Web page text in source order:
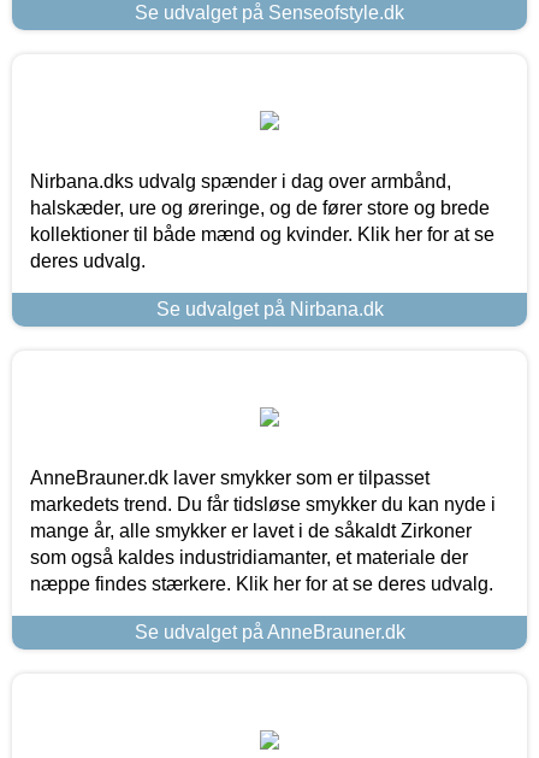
Se udvalget på Senseofstyle.dk
Nirbana.dks udvalg spænder i dag over armbånd,
halskæder, ure og øreringe, og de fører store og brede
kollektioner til både mænd og kvinder. Klik her for at se
deres udvalg.
Se udvalget på Nirbana.dk
AnneBrauner.dk laver smykker som er tilpasset
markedets trend. Du får tidsløse smykker du kan nyde i
mange år, alle smykker er lavet i de såkaldt Zirkoner
som også kaldes industridiamanter, et materiale der
næppe findes stærkere. Klik her for at se deres udvalg.
Se udvalget på AnneBrauner.dk